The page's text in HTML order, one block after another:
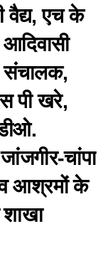
एच के
संचालक,
पी खरे,
चांपा
व आश्रमों के
शाखा